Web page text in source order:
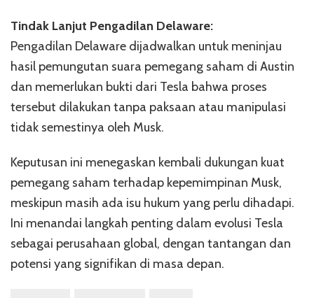
Tindak Lanjut Pengadilan Delaware:
Pengadilan Delaware dijadwalkan untuk meninjau
hasil pemungutan suara pemegang saham di Austin
dan memerlukan bukti dari Tesla bahwa proses
tersebut dilakukan tanpa paksaan atau manipulasi
tidak semestinya oleh Musk.
Keputusan ini menegaskan kembali dukungan kuat
pemegang saham terhadap kepemimpinan Musk,
meskipun masih ada isu hukum yang perlu dihadapi.
Ini menandai langkah penting dalam evolusi Tesla
sebagai perusahaan global, dengan tantangan dan
potensi yang signifikan di masa depan.